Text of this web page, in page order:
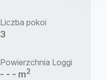
Liczba pokoi
3
Powierzchnia Loggi
- - - m2